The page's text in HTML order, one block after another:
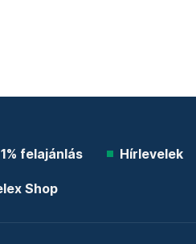
felajánlás Hírlevelek
Shop